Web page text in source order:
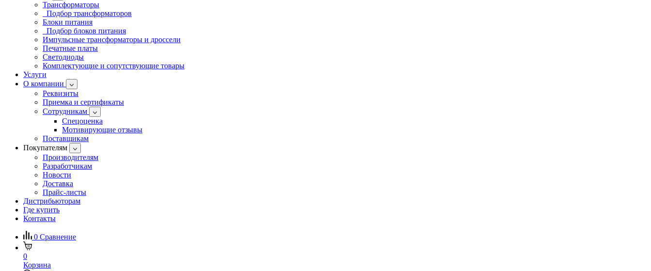
Трансформаторы
Подбор трансформаторов
Блоки питания
Подбор блоков питания
Импульсные трансформаторы и дроссели
Печатные платы
Светодиоды
Комплектующие и сопутствующие товары
Услуги
О компании
Реквизиты
Приемка и сертификаты
Сотрудникам
Спецоценка
Мотивирующие отзывы
Поставщикам
Покупателям
Производителям
Разработчикам
Новости
Доставка
Прайс-листы
Дистрибьюторам
Где купить
Контакты
0 Сравнение
0
Корзина